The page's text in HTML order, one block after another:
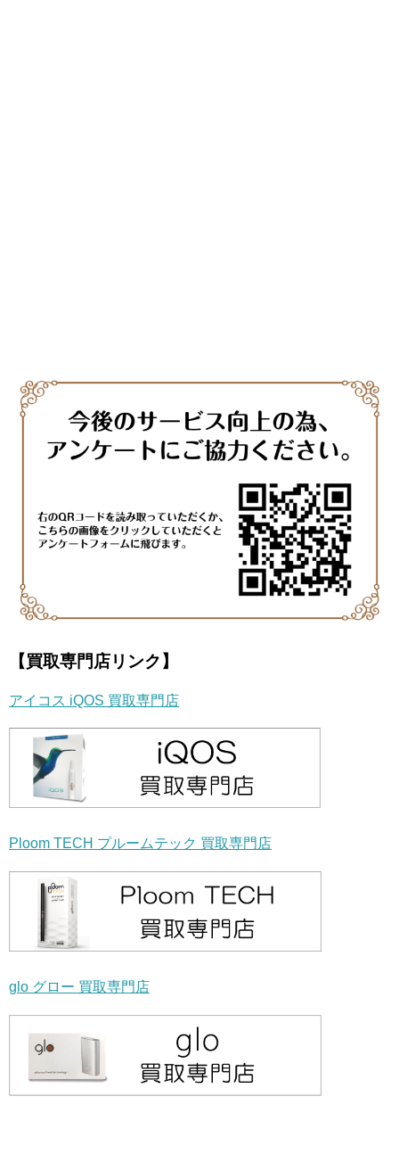
【買取専門店リンク】
アイコス iQOS 買取専門店
Ploom TECH プルームテック 買取専門店
glo グロー 買取専門店